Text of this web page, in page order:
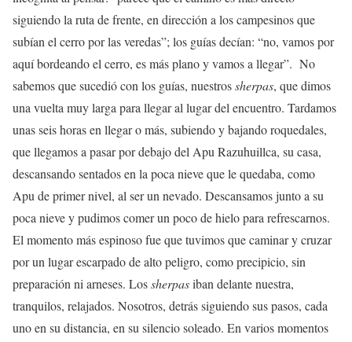
siguiendo la ruta de frente, en dirección a los campesinos que
subían el cerro por las veredas”; los guías decían: “no, vamos por
aquí bordeando el cerro, es más plano y vamos a llegar”. No
sabemos que sucedió con los guías, nuestrossherpas, que dimos
una vuelta muy larga para llegar al lugar del encuentro. Tardamos
unas seis horas en llegar o más, subiendo y bajando roquedales,
que llegamos a pasar por debajo del Apu Razuhuillca, su casa,
descansando sentados en la poca nieve que le quedaba, como
Apu de primer nivel, al ser un nevado. Descansamos junto a su
poca nieve y pudimos comer un poco de hielo para refrescarnos.
El momento más espinoso fue que tuvimos que caminar y cruzar
por un lugar escarpado de alto peligro, como precipicio, sin
preparación ni arneses. Lossherpasiban delante nuestra,
tranquilos, relajados. Nosotros, detrás siguiendo sus pasos, cada
uno en su distancia, en su silencio soleado. En varios momentos